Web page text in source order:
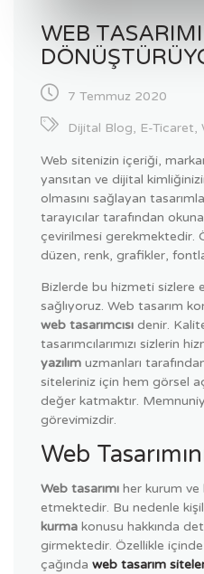
WEB
7 Temmuz 2020
Dijital Blog, E-Ticaret,
Web sitenizin içeriği,
yansıtan ve dijital
olmasını sağlayan
tarayıcılar tarafından
çevirilmesi gerekmektedir.
düzen, renk, grafikler,
Bizlerde bu hizmeti sizlere
sağlıyoruz. Web tasarım
web tasarımcısı denir.
tasarımcılarımızı sizlerin
yazılım uzmanları
siteleriniz için hem görsel
değer katmaktır.
görevimizdir.
Web
Web tasarımı her kurum ve
etmektedir. Bu nedenle
kurma konusu hakkında
girmektedir. Özellikle
çağında web tasarım